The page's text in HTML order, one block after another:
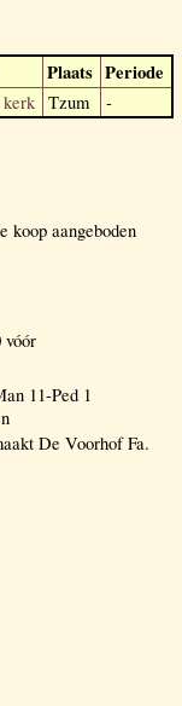
Plaats Periode
Tzum -
koop aangeboden
vóór
11-Ped 1
De Voorhof Fa.